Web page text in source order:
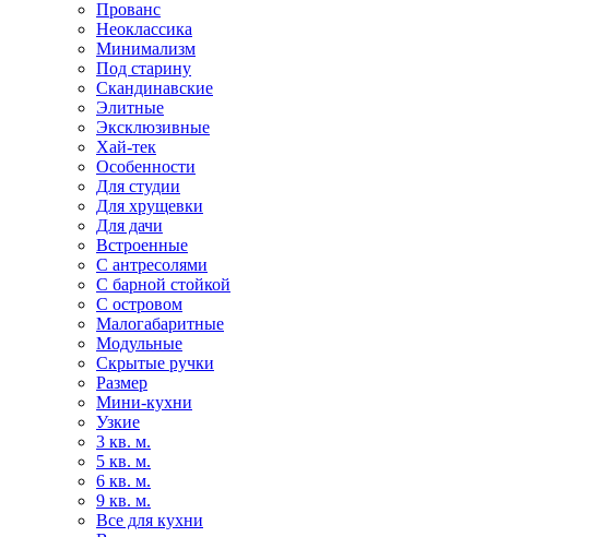
Прованс
Неоклассика
Минимализм
Под старину
Скандинавские
Элитные
Эксклюзивные
Хай-тек
Особенности
Для студии
Для хрущевки
Для дачи
Встроенные
С антресолями
С барной стойкой
С островом
Малогабаритные
Модульные
Скрытые ручки
Размер
Мини-кухни
Узкие
3 кв. м.
5 кв. м.
6 кв. м.
9 кв. м.
Все для кухни